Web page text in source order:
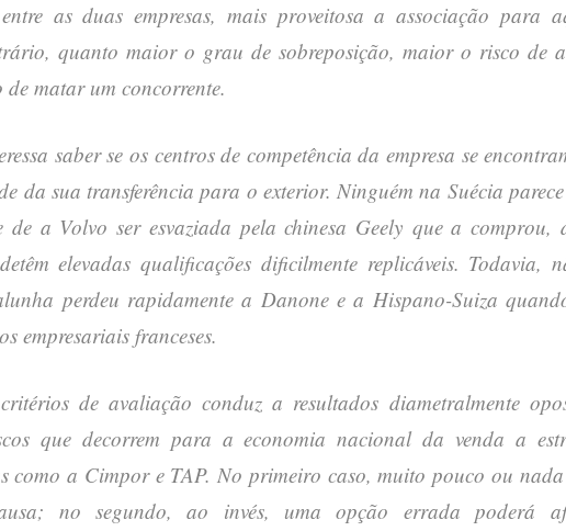
as duas empresas, mais proveitosa a associação para
quanto maior o grau de sobreposição, maior o risco de
matar um concorrente.
saber se os centros de competência da empresa se
da sua transferência para o exterior. Ninguém na Suécia
de a Volvo ser esvaziada pela chinesa Geely que a comprou,
elevadas qualificações dificilmente replicáveis. Todavia,
perdeu rapidamente a Danone e a Hispano-Suiza
empresariais franceses.
de avaliação conduz a resultados diametralmente
que decorrem para a economia nacional da venda a
como a Cimpor e TAP. No primeiro caso, muito pouco ou
no segundo, ao invés, uma opção errada poderá